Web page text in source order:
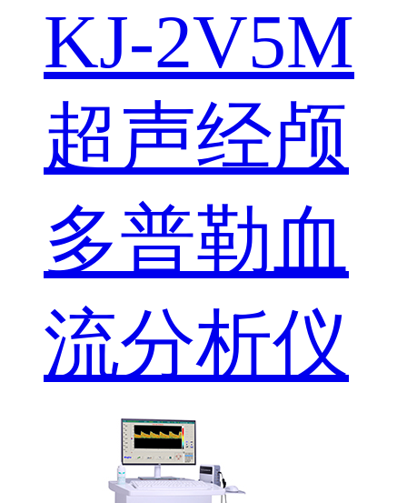
KJ-2V5M
超声经颅
多普勒血
流分析仪